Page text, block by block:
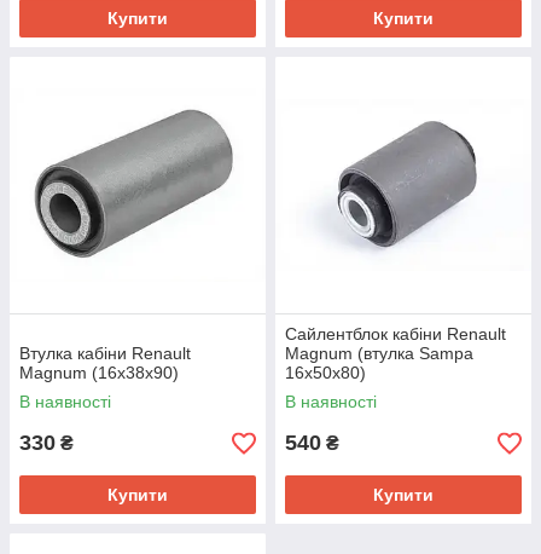
Купити Купити
Втулка кабіни Renault
Magnum (16х38х90)
В наявності
330 ₴
Купити
Сайлентблок кабіни Renault
Magnum (втулка Sampa
16х50х80)
В наявності
540 ₴
Купити